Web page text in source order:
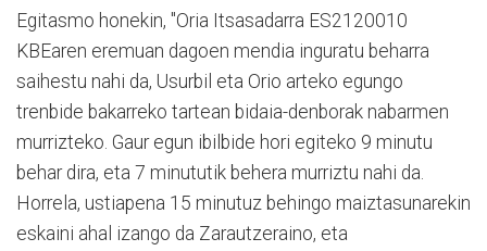
Egitasmo honekin, "Oria Itsasadarra ES2120010
KBEaren eremuan dagoen mendia inguratu beharra
saihestu nahi da, Usurbil eta Orio arteko egungo
trenbide bakarreko tartean bidaia-denborak nabarmen
murrizteko. Gaur egun ibilbide hori egiteko 9 minutu
behar dira, eta 7 minututik behera murriztu nahi da.
Horrela, ustiapena 15 minutuz behingo maiztasunarekin
eskaini ahal izango da Zarautzeraino, eta